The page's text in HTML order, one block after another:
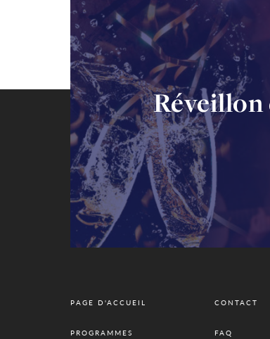
Réveillon
PAGE D'ACCUEIL
PROGRAMMES
CONTACT
FAQ